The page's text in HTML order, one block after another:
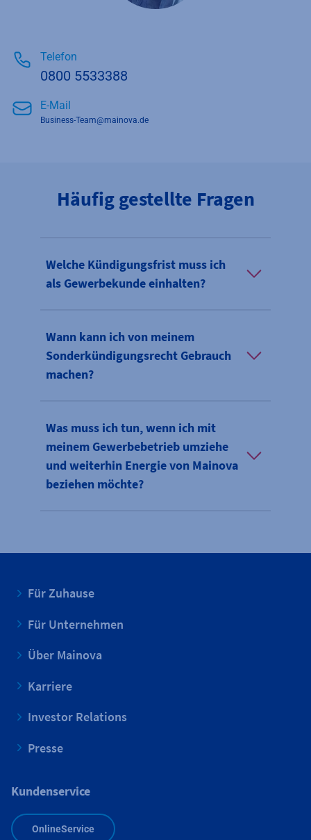
Telefon
0800 5533388
E-Mail
Business-Team@mainova.de
Häufig gestellte Fragen
Welche Kündigungsfrist muss ich
als Gewerbekunde einhalten?
Wann kann ich von meinem
Sonderkündigungsrecht Gebrauch
machen?
Was muss ich tun, wenn ich mit
meinem Gewerbebetrieb umziehe
und weiterhin Energie von Mainova
beziehen möchte?
Für Zuhause
Für Unternehmen
Über Mainova
Karriere
Investor Relations
Presse
Kundenservice
OnlineService